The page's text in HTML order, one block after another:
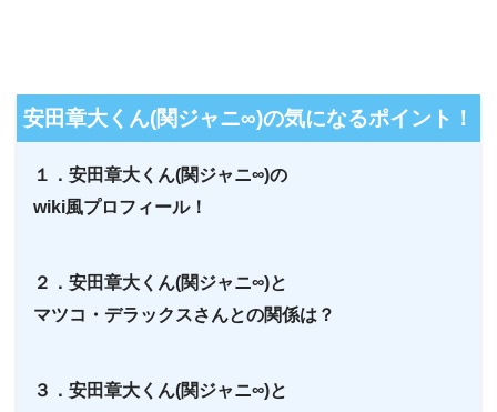
安田章大くん(関ジャニ∞)の気になるポイント！
１．安田章大くん(関ジャニ∞)の
wiki風プロフィール！
２．安田章大くん(関ジャニ∞)と
マツコ・デラックスさんとの関係は？
３．安田章大くん(関ジャニ∞)と